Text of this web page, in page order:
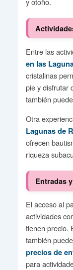
Entre las
en las
cristalinas
pie y disfrutar
también
Otra
Lagunas de
ofrecen
riqueza
Entradas
El acceso al
actividades
tienen precio.
también
precios de
para